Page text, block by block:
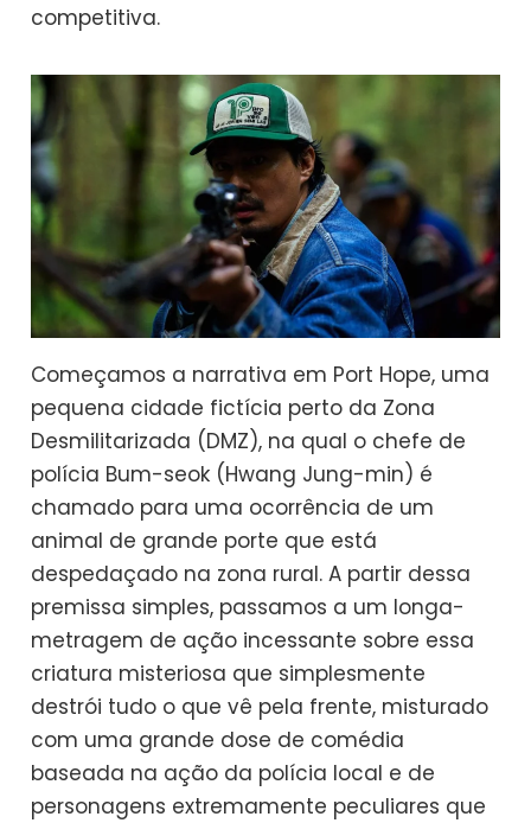
competitiva.
Começamos a narrativa em Port Hope, uma
pequena cidade fictícia perto da Zona
Desmilitarizada (DMZ), na qual o chefe de
polícia Bum-seok (Hwang Jung-min) é
chamado para uma ocorrência de um
animal de grande porte que está
despedaçado na zona rural. A partir dessa
premissa simples, passamos a um longa-
metragem de ação incessante sobre essa
criatura misteriosa que simplesmente
destrói tudo o que vê pela frente, misturado
com uma grande dose de comédia
baseada na ação da polícia local e de
personagens extremamente peculiares que